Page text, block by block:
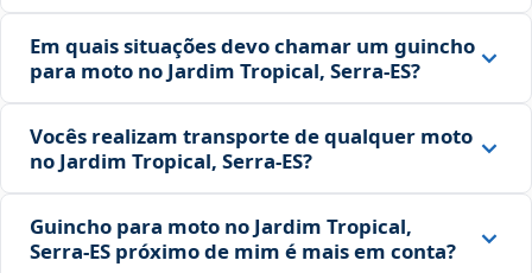
Em quais situações devo chamar um guincho
para moto no Jardim Tropical, Serra‑ES?
Vocês realizam transporte de qualquer moto
no Jardim Tropical, Serra‑ES?
Guincho para moto no Jardim Tropical,
Serra‑ES próximo de mim é mais em conta?